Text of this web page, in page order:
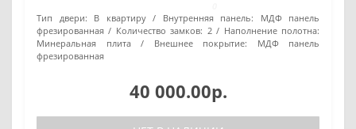
Тип двери:
В квартиру Внутренняя панель:
МДФ панель
фрезированная
Количество замков: 2
Наполнение полотна:
Минеральная плита
Внешнее покрытие:
МДФ панель
фрезированная
40 000.00р.